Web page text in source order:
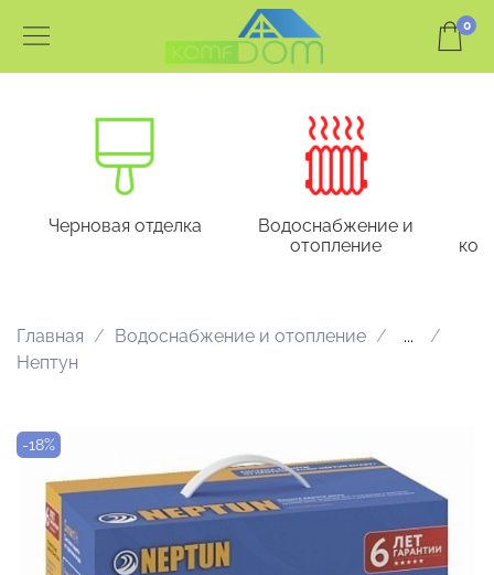
0
Черновая отделка
Водоснабжение и
отопление
Главная Водоснабжение и отопление
...
Нептун
-18%